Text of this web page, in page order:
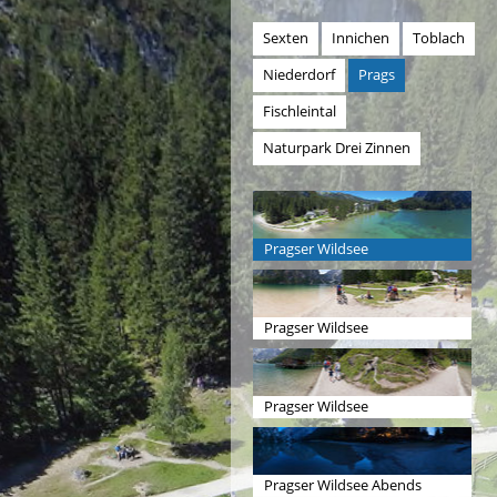
Sexten Innichen
Toblach
Niederdorf
Prags
Fischleintal
Naturpark Drei Zinnen
Pragser Wildsee
Pragser Wildsee
Pragser Wildsee
Pragser Wildsee Abends